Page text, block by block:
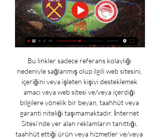
Bu linkler sadece referans kolaylığı
nedeniyle sağlanmış olup ilgili web sitesini,
içeriğini veya işleten kişiyi desteklemek
amacı veya web sitesi ve/veya içerdiği
bilgilere yönelik bir beyan, taahhüt veya
garanti niteliği taşımamaktadır. İnternet
Sitesi’nde yer alan reklamların tanıttığı,
taahhüt ettiği ürün veya hizmetler ve/veya